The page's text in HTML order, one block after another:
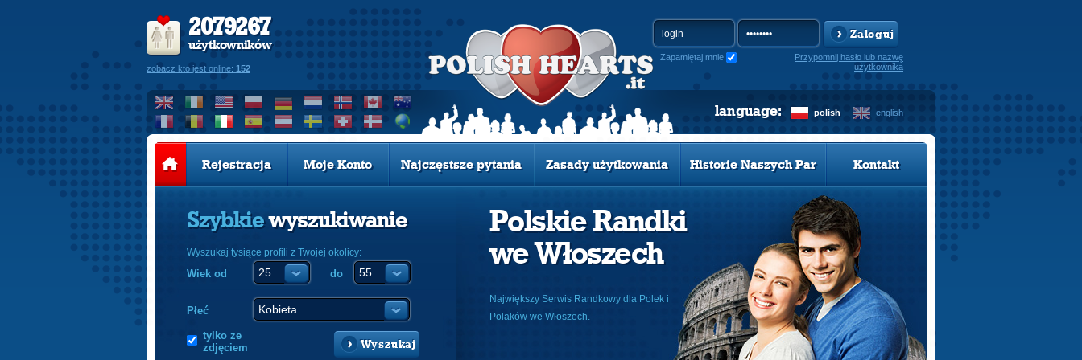
2079267
użytkowników
zobacz kto jest online: 152
Zaloguj
Zapamiętaj mnie
Przypomnij hasło lub nazwę
użytkownika
polish english
language:
Rejestracja Moje Konto Najczęstsze pytania Zasady użytkowania Historie Naszych Par Kontakt
Szybkiewyszukiwanie
Wyszukaj tysiące profili z Twojej okolicy:
Wiek od do
Płeć
tylko ze
zdjęciem
Wyszukaj
Polskie Randki
we Włoszech
Największy Serwis Randkowy dla Polek i
Polaków we Włoszech.